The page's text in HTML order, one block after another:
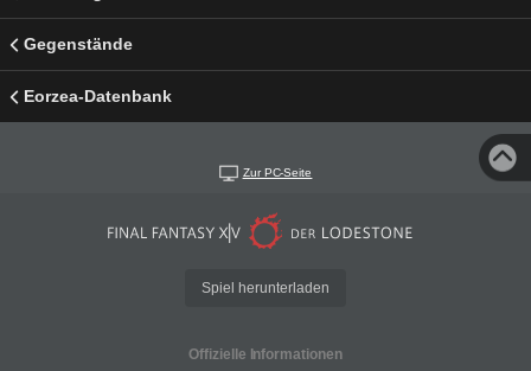
Gegenstände
Eorzea-Datenbank
Zur PC-Seite
Spiel herunterladen
Offizielle Informationen